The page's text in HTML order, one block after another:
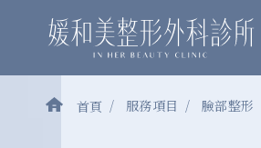
首頁 服務項目 臉部整形